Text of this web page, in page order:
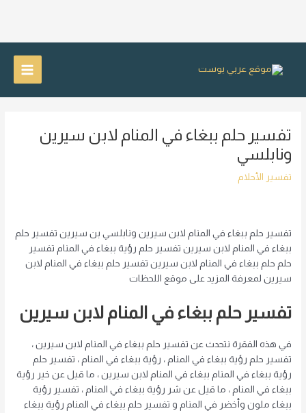
Main
تفسير حلم ببغاء في المنام لابن سيرين
ونابلسي
تفسير الأحلام
تفسير حلم ببغاء في المنام لابن سيرين ونابلسي بن سيرين تفسير حلم
ببغاء في المنام لابن سيرين تفسير حلم رؤية ببغاء في المنام تفسير
حلم حلم ببغاء في المنام لابن سيرين تفسير حلم ببغاء في المنام لابن
سيرين لمعرفة المزيد على موقع اللحظات
تفسير حلم ببغاء في المنام لابن سيرين
في هذه الفقرة نتحدث عن تفسير حلم ببغاء في المنام لابن سيرين ،
تفسير حلم رؤية ببغاء في المنام ، رؤية ببغاء في المنام ، تفسير حلم
رؤية ببغاء في المنام ببغاء في المنام لابن سيرين ، ما قيل عن خير رؤية
ببغاء في المنام ، ما قيل عن شر رؤية ببغاء في المنام ، تفسير رؤية
ببغاء ملون وأخضر في المنام و تفسير حلم ببغاء في المنام رؤية ببغاء